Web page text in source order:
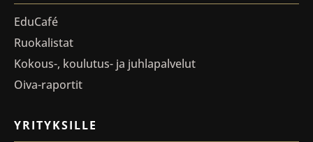
EduCafé
Ruokalistat
Kokous-, koulutus- ja juhlapalvelut
Oiva-raportit
YRITYKSILLE